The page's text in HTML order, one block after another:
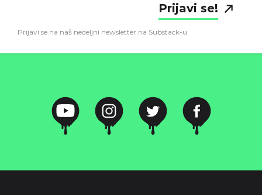
Prijavi se!
Prijavi se na naš nedeljni newsletter na Substack-u